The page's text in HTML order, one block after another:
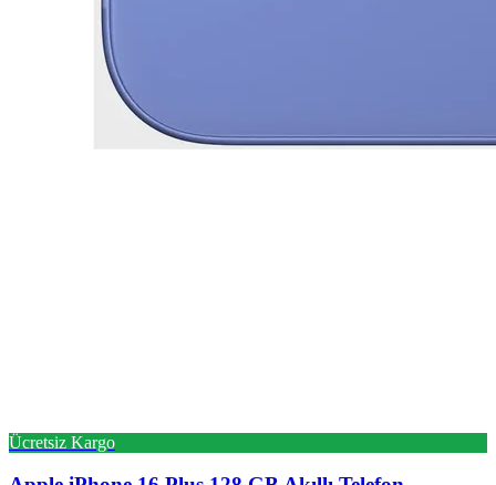
Ücretsiz Kargo